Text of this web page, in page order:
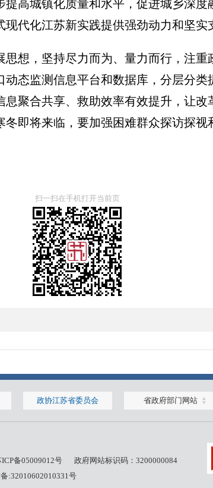
高城镇化质量和水平，促进城乡深
代化江苏新实践提供强劲动力和坚实
想，坚持尽力而为、量力而行，注重
态监测信息平台和数据库，分层分
聚合共享、救助效率有效提升，让
即将来临，要加强困难群众探访探
扫一扫在手机打开当前页
政协江苏省委员会 省政府部门网站
ICP备05009012号
政府网站标识码：3200000084
:32010602010331号